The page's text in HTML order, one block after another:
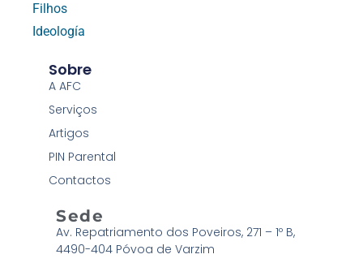
Filhos
Ideología
Sobre
A AFC
Serviços
Artigos
PIN Parental
Contactos
Sede
Av. Repatriamento dos Poveiros, 271 – 1º B,
4490-404 Póvoa de Varzim